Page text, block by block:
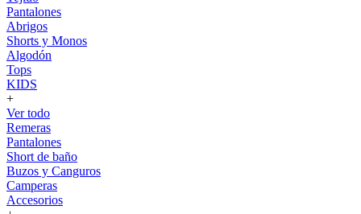
Pantalones
Abrigos
Shorts y Monos
Algodón
Tops
KIDS
+
Ver todo
Remeras
Pantalones
Short de baño
Buzos y Canguros
Camperas
Accesorios